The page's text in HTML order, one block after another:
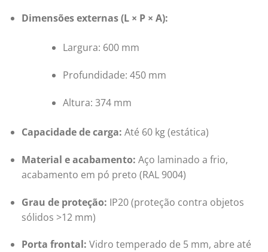
Dimensões externas (L × P × A):
Largura: 600 mm
Profundidade: 450 mm
Altura: 374 mm
Capacidade de carga: Até 60 kg (estática)
Material e acabamento: Aço laminado a frio,
acabamento em pó preto (RAL 9004)
Grau de proteção: IP20 (proteção contra objetos
sólidos >12 mm)
Porta frontal: Vidro temperado de 5 mm, abre até